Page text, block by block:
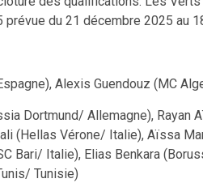
prévue du 21 décembre 2025 au
Alexis Guendouz (MC
Dortmund/ Allemagne),
(Hellas Vérone/ Italie), Aïssa
Bari/ Italie), Elias Benkara
Tunisie)